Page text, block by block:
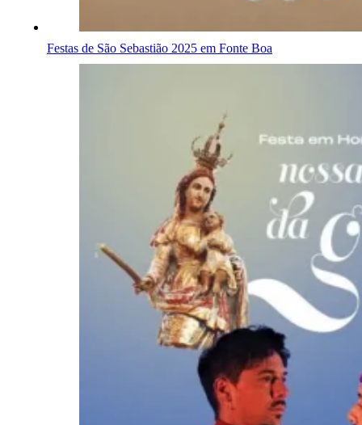
Festas de São Sebastião 2025 em Fonte Boa